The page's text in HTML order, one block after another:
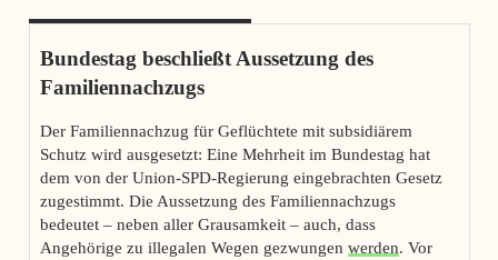
Bundestag beschließt Aussetzung des
Familiennachzugs
Der Familiennachzug für Geflüchtete mit subsidiärem
Schutz wird ausgesetzt: Eine Mehrheit im Bundestag hat
dem von der Union-SPD-Regierung eingebrachten Gesetz
zugestimmt. Die Aussetzung des Familiennachzugs
bedeutet – neben aller Grausamkeit – auch, dass
Angehörige zu illegalen Wegen gezwungen werden. Vor